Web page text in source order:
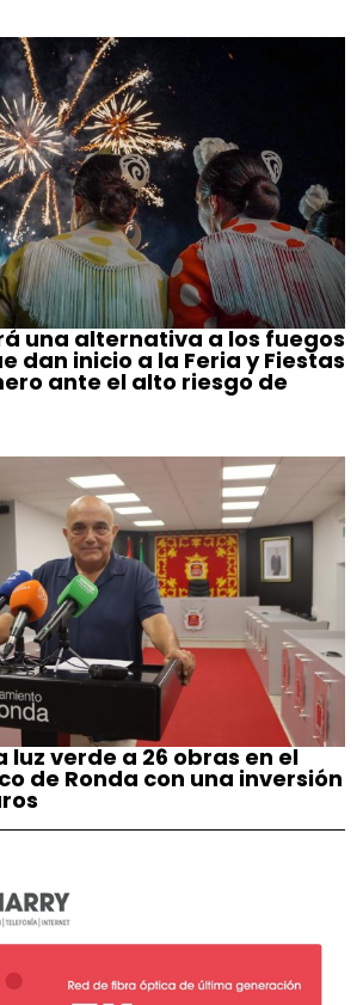
una alternativa a los fuegos
dan inicio a la Feria y Fiestas
ante el alto riesgo de
luz verde a 26 obras en el
de Ronda con una inversión